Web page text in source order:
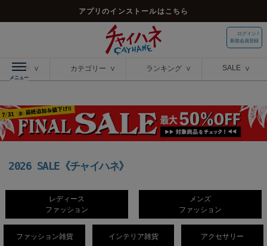
アプリのインストールはこちら
ログイン /
新規会員登録
NEW カテゴリー ランキング SALE
2026 SALE《チャイハネ》
レディース
ファッション
メンズ
ファッション
ファッション雑貨 インテリア雑貨 アクセサリー